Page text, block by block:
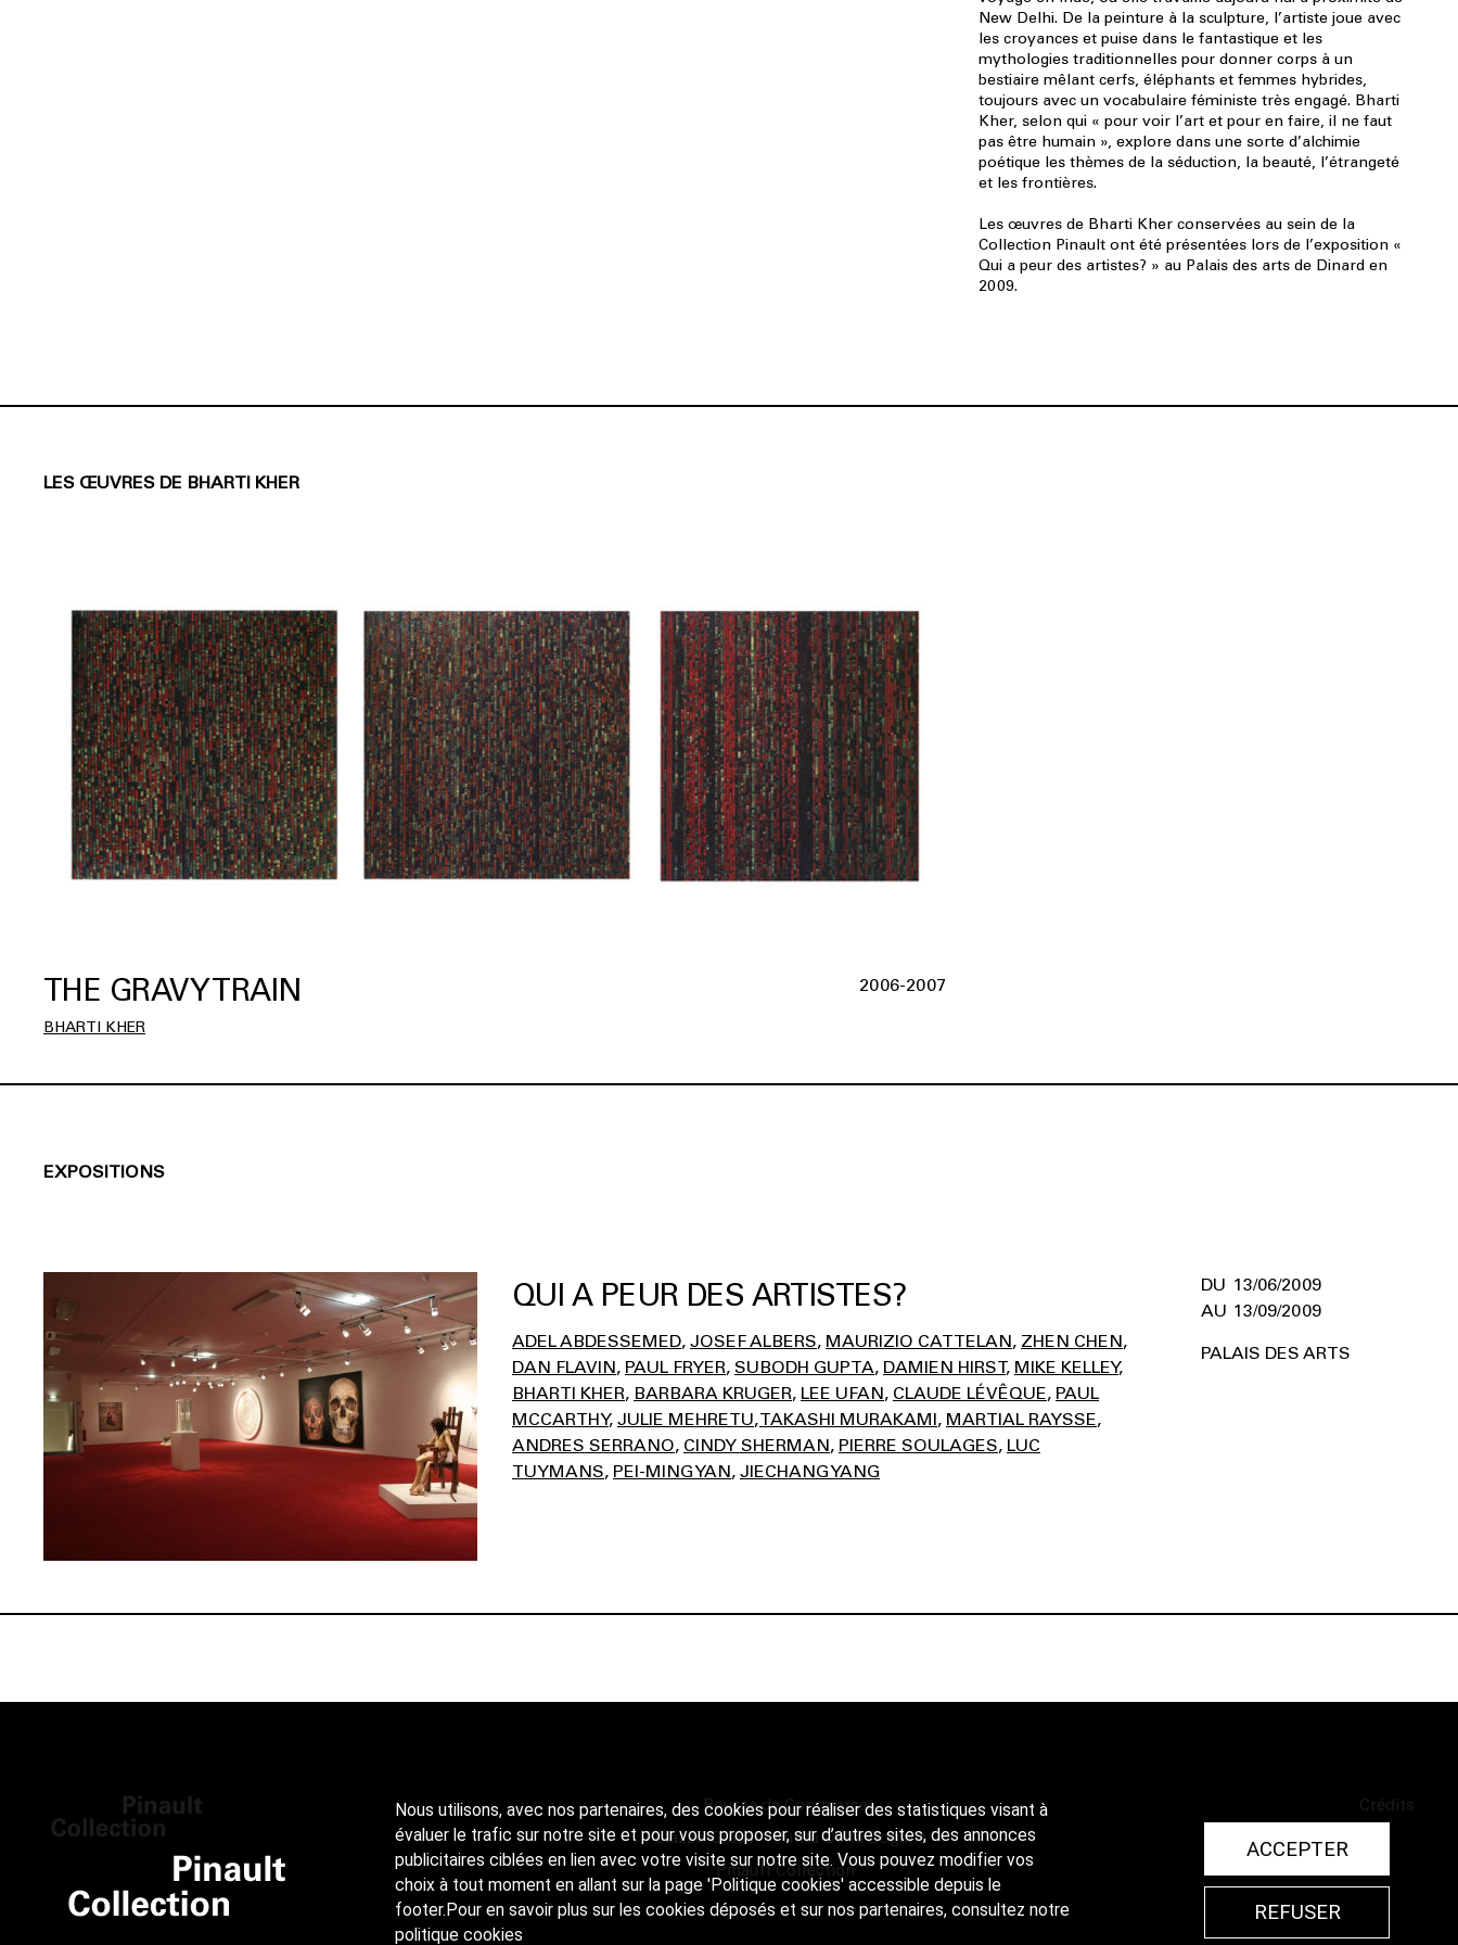
New Delhi. De la peinture à la sculpture, l’artiste joue avec
les croyances et puise dans le fantastique et les
mythologies traditionnelles pour donner corps à un
bestiaire mêlant cerfs, éléphants et femmes hybrides,
toujours avec un vocabulaire féministe très engagé. Bharti
Kher, selon qui « pour voir l’art et pour en faire, il ne faut
pas être humain », explore dans une sorte d’alchimie
poétique les thèmes de la séduction, la beauté, l’étrangeté
et les frontières.
Les œuvres de Bharti Kher conservées au sein de la
Collection Pinault ont été présentées lors de l’exposition «
Qui a peur des artistes? » au Palais des arts de Dinard en
2009.
LES ŒUVRES DE BHARTI KHER
THE GRAVY TRAIN 2006-2007
BHARTI KHER
EXPOSITIONS
QUI A PEUR DES ARTISTES?
ADEL ABDESSEMED JOSEF ALBERS MAURIZIO CATTELAN ZHEN CHEN
DAN FLAVIN PAUL FRYER SUBODH GUPTA DAMIEN HIRST MIKE KELLEY
BHARTI KHER BARBARA KRUGER LEE UFAN CLAUDE LÉVÊQUE PAUL
MCCARTHY JULIE MEHRETU TAKASHI MURAKAMI MARTIAL RAYSSE
ANDRES SERRANO CINDY SHERMAN PIERRE SOULAGES LUC
TUYMANS PEI-MING YAN JIECHANG YANG
13/06/2009
13/09/2009
PALAIS DES ARTS
Bourse de Commerce
Palazzo Grassi - Punta Della Dogana
Pinault Collection
Crédits
Nous utilisons, avec nos partenaires, des cookies pour réaliser des statistiques visant à
évaluer le trafic sur notre site et pour vous proposer, sur d’autres sites, des annonces
publicitaires ciblées en lien avec votre visite sur notre site. Vous pouvez modifier vos
choix à tout moment en allant sur la page 'Politique cookies' accessible depuis le
footer.Pour en savoir plus sur les cookies déposés et sur nos partenaires, consultez notre
politique cookies
ACCEPTER
REFUSER